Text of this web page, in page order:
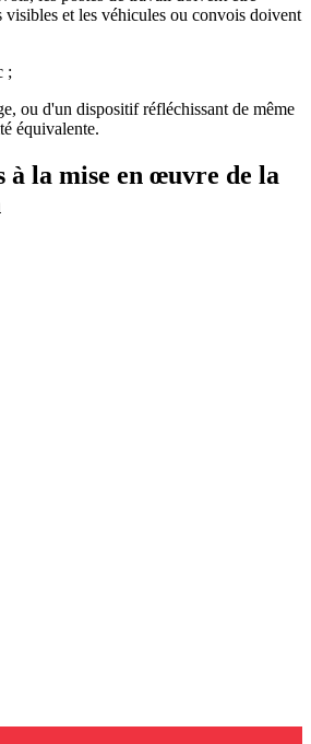
visibles et les véhicules ou convois doivent
;
ou d'un dispositif réfléchissant de même
équivalente.
à la mise en œuvre de la